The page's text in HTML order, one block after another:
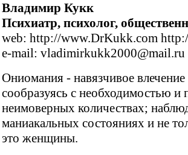
Владимир Кукк
Психиатр, психолог,
web: http://www.DrKukk.com
e-mail: vladimirkukk2000@mail.ru
Ониомания - навязчивое
сообразуясь с необходимостью и
неимоверных количествах;
маниакальных состояниях и не
это женщины.